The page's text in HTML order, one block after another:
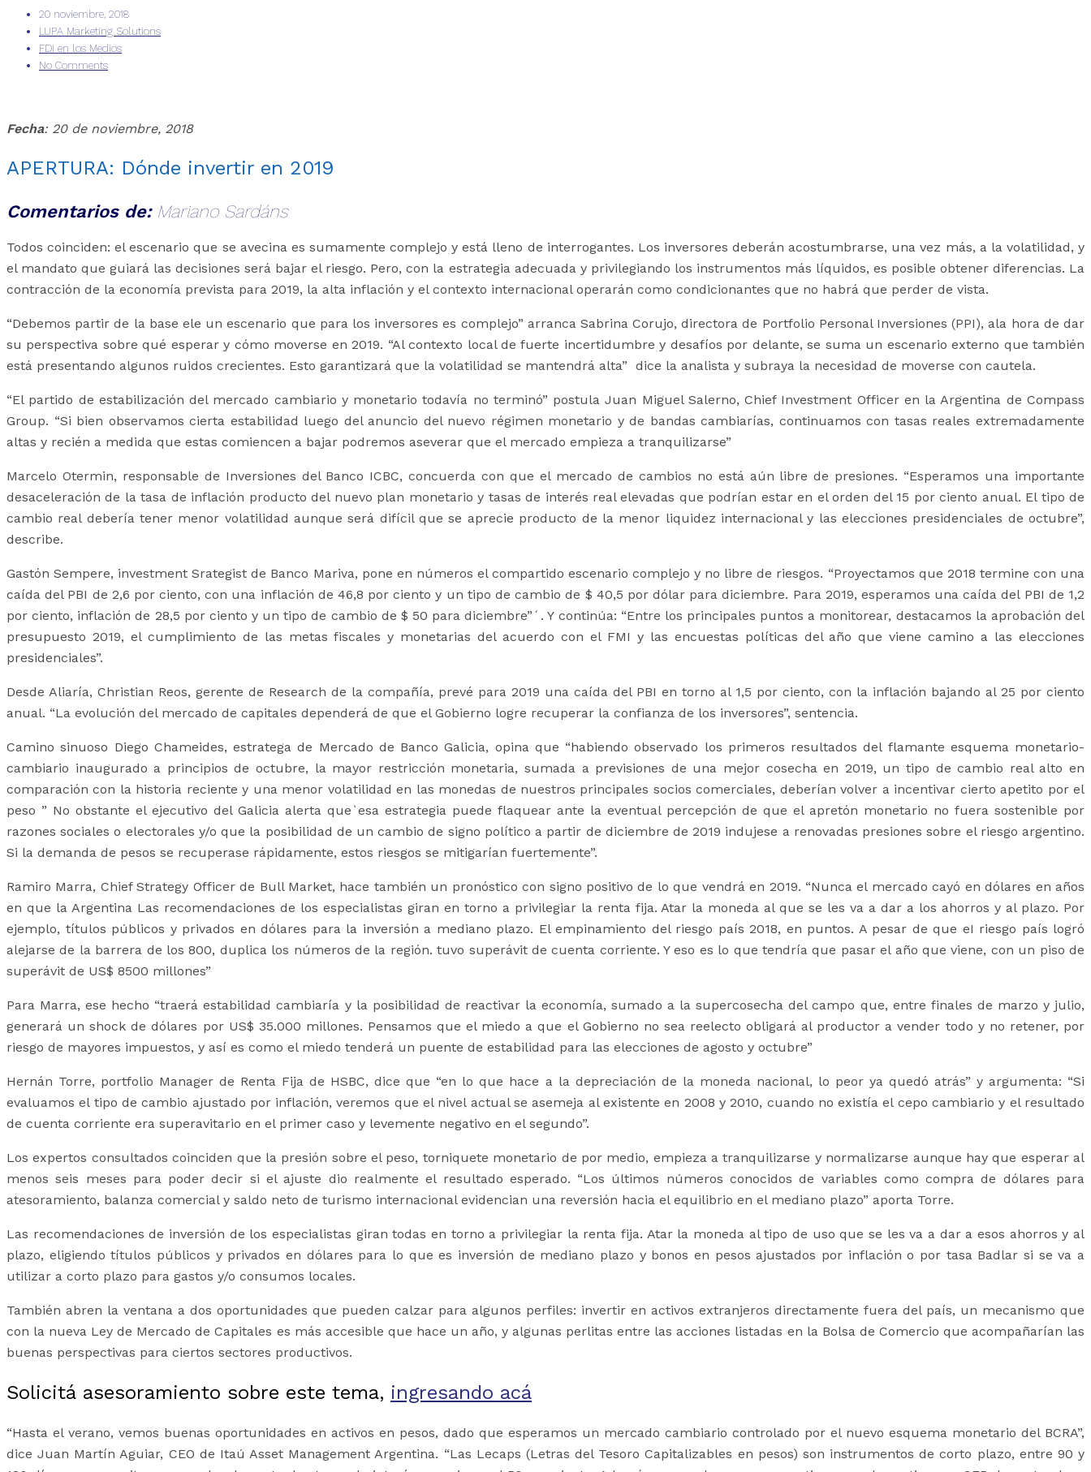
20 noviembre, 2018
LUPA Marketing Solutions
FDI en los Medios
No Comments
Fecha: 20 de noviembre, 2018
APERTURA: Dónde invertir en 2019
Comentarios de:Mariano Sardáns
Todos coinciden: el escenario que se avecina es sumamente complejo y está lleno de interrogantes. Los inversores deberán acostumbrarse, una vez más, a la volatilidad, y
el mandato que guiará las decisiones será bajar el riesgo. Pero, con la estrategia adecuada y privilegiando los instrumentos más líquidos, es posible obtener diferencias. La
contracción de la economía prevista para 2019, la alta inflación y el contexto internacional operarán como condicionantes que no habrá que perder de vista.
“Debemos partir de la base ele un escenario que para los inversores es complejo” arranca Sabrina Corujo, directora de Portfolio Personal Inversiones (PPI), ala hora de dar
su perspectiva sobre qué esperar y cómo moverse en 2019. “Al contexto local de fuerte incertidumbre y desafíos por delante, se suma un escenario externo que también
está presentando algunos ruidos crecientes. Esto garantizará que la volatilidad se mantendrá alta” dice la analista y subraya la necesidad de moverse con cautela.
“El partido de estabilización del mercado cambiario y monetario todavía no terminó” postula Juan Miguel Salerno, Chief Investment Officer en la Argentina de Compass
Group. “Si bien observamos cierta estabilidad luego del anuncio del nuevo régimen monetario y de bandas cambiarías, continuamos con tasas reales extremadamente
altas y recién a medida que estas comiencen a bajar podremos aseverar que el mercado empieza a tranquilizarse”
Marcelo Otermin, responsable de Inversiones del Banco ICBC, concuerda con que el mercado de cambios no está aún libre de presiones. “Esperamos una importante
desaceleración de la tasa de inflación producto del nuevo plan monetario y tasas de interés real elevadas que podrían estar en el orden del 15 por ciento anual. El tipo de
cambio real debería tener menor volatilidad aunque será difícil que se aprecie producto de la menor liquidez internacional y las elecciones presidenciales de octubre”,
describe.
Gastón Sempere, investment Srategist de Banco Mariva, pone en números el compartido escenario complejo y no libre de riesgos. “Proyectamos que 2018 termine con una
caída del PBI de 2,6 por ciento, con una inflación de 46,8 por ciento y un tipo de cambio de $ 40,5 por dólar para diciembre. Para 2019, esperamos una caída del PBI de 1,2
por ciento, inflación de 28,5 por ciento y un tipo de cambio de $ 50 para diciembre”´. Y continúa: “Entre los principales puntos a monitorear, destacamos la aprobación del
presupuesto 2019, el cumplimiento de las metas fiscales y monetarias del acuerdo con el FMI y las encuestas políticas del año que viene camino a las elecciones
presidenciales”.
Desde Aliaría, Christian Reos, gerente de Research de la compañía, prevé para 2019 una caída del PBI en torno al 1,5 por ciento, con la inflación bajando al 25 por ciento
anual. “La evolución del mercado de capitales dependerá de que el Gobierno logre recuperar la confianza de los inversores”, sentencia.
Camino sinuoso Diego Chameides, estratega de Mercado de Banco Galicia, opina que “habiendo observado los primeros resultados del flamante esquema monetario-
cambiario inaugurado a principios de octubre, la mayor restricción monetaria, sumada a previsiones de una mejor cosecha en 2019, un tipo de cambio real alto en
comparación con la historia reciente y una menor volatilidad en las monedas de nuestros principales socios comerciales, deberían volver a incentivar cierto apetito por el
peso ” No obstante el ejecutivo del Galicia alerta que`esa estrategia puede flaquear ante la eventual percepción de que el apretón monetario no fuera sostenible por
razones sociales o electorales y/o que la posibilidad de un cambio de signo político a partir de diciembre de 2019 indujese a renovadas presiones sobre el riesgo argentino.
Si la demanda de pesos se recuperase rápidamente, estos riesgos se mitigarían fuertemente”.
Ramiro Marra, Chief Strategy Officer de Bull Market, hace también un pronóstico con signo positivo de lo que vendrá en 2019. “Nunca el mercado cayó en dólares en años
en que la Argentina Las recomendaciones de los especialistas giran en torno a privilegiar la renta fija. Atar la moneda al que se les va a dar a los ahorros y al plazo. Por
ejemplo, títulos públicos y privados en dólares para la inversión a mediano plazo. El empinamiento del riesgo país 2018, en puntos. A pesar de que eI riesgo país logró
alejarse de la barrera de los 800, duplica los números de la región. tuvo superávit de cuenta corriente. Y eso es lo que tendría que pasar el año que viene, con un piso de
superávit de US$ 8500 millones”
Para Marra, ese hecho “traerá estabilidad cambiaría y la posibilidad de reactivar la economía, sumado a la supercosecha del campo que, entre finales de marzo y julio,
generará un shock de dólares por US$ 35.000 millones. Pensamos que el miedo a que el Gobierno no sea reelecto obligará al productor a vender todo y no retener, por
riesgo de mayores impuestos, y así es como el miedo tenderá un puente de estabilidad para las elecciones de agosto y octubre”
Hernán Torre, portfolio Manager de Renta Fija de HSBC, dice que “en lo que hace a la depreciación de la moneda nacional, lo peor ya quedó atrás” y argumenta: “Si
evaluamos el tipo de cambio ajustado por inflación, veremos que el nivel actual se asemeja al existente en 2008 y 2010, cuando no existía el cepo cambiario y el resultado
de cuenta corriente era superavitario en el primer caso y levemente negativo en el segundo”.
Los expertos consultados coinciden que la presión sobre el peso, torniquete monetario de por medio, empieza a tranquilizarse y normalizarse aunque hay que esperar al
menos seis meses para poder decir si el ajuste dio realmente el resultado esperado. “Los últimos números conocidos de variables como compra de dólares para
atesoramiento, balanza comercial y saldo neto de turismo internacional evidencian una reversión hacia el equilibrio en el mediano plazo” aporta Torre.
Las recomendaciones de inversión de los especialistas giran todas en torno a privilegiar la renta fija. Atar la moneda al tipo de uso que se les va a dar a esos ahorros y al
plazo, eligiendo títulos públicos y privados en dólares para lo que es inversión de mediano plazo y bonos en pesos ajustados por inflación o por tasa Badlar si se va a
utilizar a corto plazo para gastos y/o consumos locales.
También abren la ventana a dos oportunidades que pueden calzar para algunos perfiles: invertir en activos extranjeros directamente fuera del país, un mecanismo que
con la nueva Ley de Mercado de Capitales es más accesible que hace un año, y algunas perlitas entre las acciones listadas en la Bolsa de Comercio que acompañarían las
buenas perspectivas para ciertos sectores productivos.
Solicitá asesoramiento sobre este tema, ingresando acá
“Hasta el verano, vemos buenas oportunidades en activos en pesos, dado que esperamos un mercado cambiario controlado por el nuevo esquema monetario del BCRA”,
dice Juan Martín Aguiar, CEO de Itaú Asset Management Argentina. “Las Lecaps (Letras del Tesoro Capitalizables en pesos) son instrumentos de corto plazo, entre 90 y